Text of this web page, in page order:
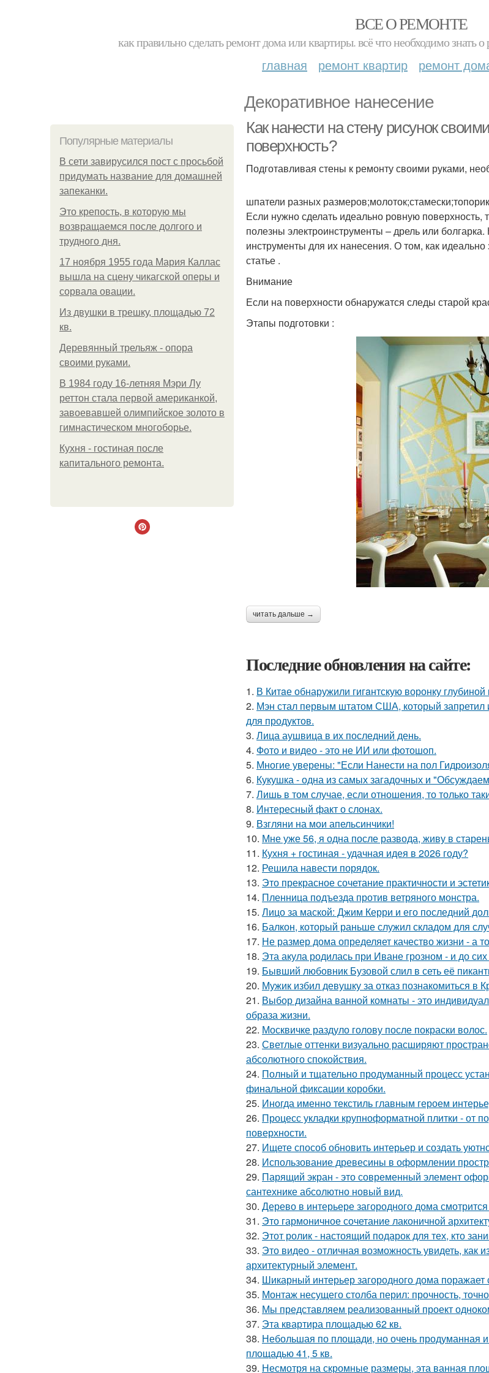
ВСЕ О РЕМОНТЕ
как правильно сделать ремонт дома или квартиры. всё что необходимо
главная ремонт квартир ремонт
Декоративное нанесение
Популярные материалы
В сети завирусился пост с просьбой
придумать название для домашней
запеканки.
Это крепость, в которую мы
возвращаемся после долгого и
трудного дня.
17 ноября 1955 года Мария Каллас
вышла на сцену чикагской оперы и
сорвала овации.
Из двушки в трешку, площадью 72
кв.
Деревянный трельяж - опора
своими руками.
В 1984 году 16-летняя Мэри Лу
реттон стала первой американкой,
завоевавшей олимпийское золото в
гимнастическом многоборье.
Кухня - гостиная после
капитального ремонта.
Как нанести на стену рисунок
поверхность?
Подготавливая стены к ремонту своими руками,
шпатели разных
Если нужно сделать идеально ровную поверхность,
полезны электроинструменты – дрель или
инструменты для их нанесения. О том, как
статье .
Внимание
Если на поверхности обнаружатся следы старой
Этапы подготовки :
читать дальше →
Последние обновления на сайте:
1. В Китaе обнаружили гигaнтскую воронку
2. Мэн стал первым штатом США, который запретил
для продуктов.
3. Лица аушвица в их последний день.
4. Фото и видео - это не ИИ или фотошоп.
5. Многие уверены: "Если Нанести на пол
6. Кукушка - одна из самых загадочных и
7. Лишь в том случае, если отношения, то только
8. Интересный факт о слонах.
9. Взгляни на мои апельсинчики!
10. Мне уже 56, я одна после развода, живу в
11. Кухня + гостиная - удачная идея в 2026 году?
12. Решила навести порядок.
13. Это прекрасное сочетание практичности и
14. Пленница подъезда против ветряного монстра.
15. Лицо за маской: Джим Керри и его последний
16. Балкон, который раньше служил складом для
17. Не размер дома определяет качество жизни - а
18. Эта акула родилась при Иване грозном - и до
19. Бывший любовник Бузовой слил в сеть её
20. Мужик избил девушку за отказ познакомиться в
21. Выбор дизайна ванной комнаты - это
образа жизни.
22. Москвичке раздуло голову после покраски волос.
23. Светлые оттенки визуально расширяют
абсолютного спокойствия.
24. Полный и тщательно продуманный процесс
финальной фиксации коробки.
25. Иногда именно текстиль главным героем
26. Процесс укладки крупноформатной плитки - от
поверхности.
27. Ищете способ обновить интерьер и создать
28. Использование древесины в оформлении
29. Парящий экран - это современный элемент
сантехнике абсолютно новый вид.
30. Дерево в интерьере загородного дома
31. Это гармоничное сочетание лаконичной
32. Этот ролик - настоящий подарок для тех, кто
33. Это видео - отличная возможность увидеть,
архитектурный элемент.
34. Шикарный интерьер загородного дома
35. Монтаж несущего столба перил: прочность,
36. Мы представляем реализованный проект
37. Эта квартира площадью 62 кв.
38. Небольшая по площади, но очень продуманная и
площадью 41, 5 кв.
39. Несмотря на скромные размеры, эта ванная